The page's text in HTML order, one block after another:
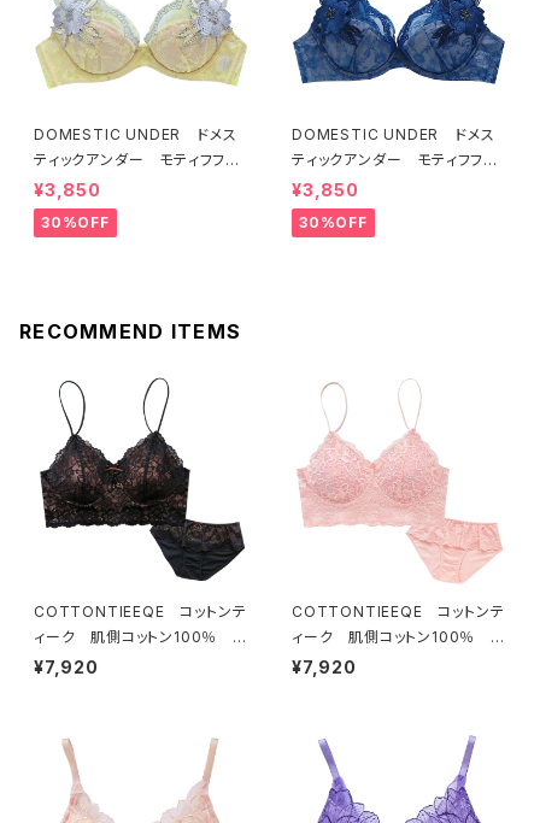
DOMESTIC UNDER ドメス
ティックアンダー モティフフル
ール ブラジャー（レモネード）
D2255 送料無料
¥3,850
30%OFF
DOMESTIC UNDER ドメス
ティックアンダー モティフフル
ール ブラジャー（ブルー）D22
55
¥3,850
30%OFF
RECOMMEND ITEMS
COTTONTIEEQE コットンテ
ィーク 肌側コットン100％ ソ
フトブラ ＆ ショーツセット（ブラ
¥7,920
COTTONTIEEQE コットンテ
ィーク 肌側コットン100％ ソ
フトブラ ＆ ショーツセット（ピー
¥7,920